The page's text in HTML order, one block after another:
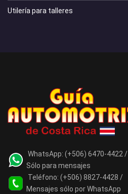
Utilería para talleres
WhatsApp: (+506) 6470-4422 /
Sólo para mensajes
Teléfono: (+506) 8827-4428 /
Mensajes sólo por WhatsApp